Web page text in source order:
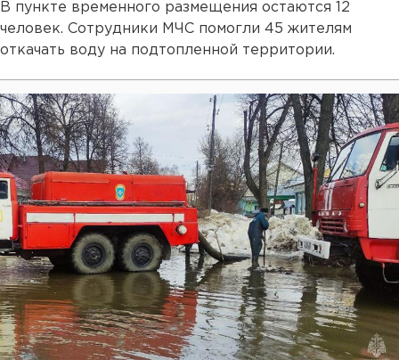
В пункте временного размещения остаются 12
человек. Сотрудники МЧС помогли 45 жителям
откачать воду на подтопленной территории.